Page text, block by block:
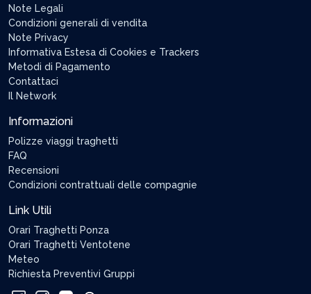
Note Legali
Condizioni generali di vendita
Note Privacy
Informativa Estesa di Cookies e Trackers
Metodi di Pagamento
Contattaci
Il Network
Informazioni
Polizze viaggi traghetti
FAQ
Recensioni
Condizioni contrattuali delle compagnie
Link Utili
Orari Traghetti Ponza
Orari Traghetti Ventotene
Meteo
Richiesta Preventivi Gruppi